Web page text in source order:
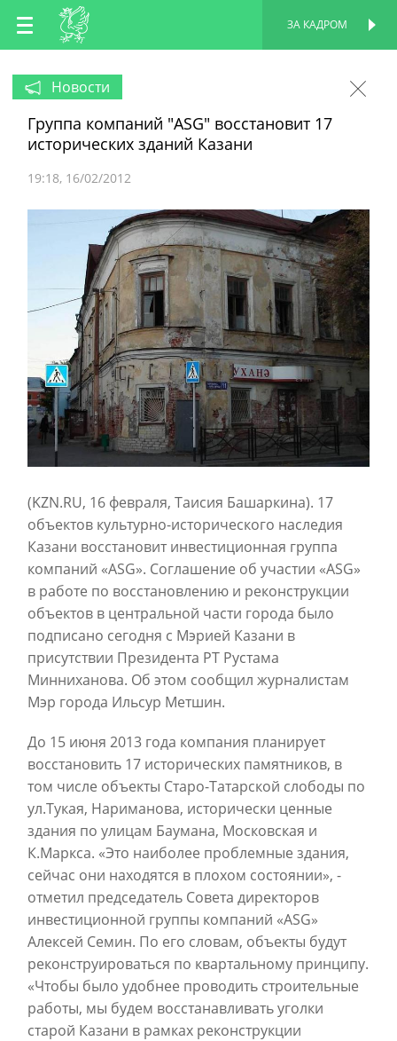
RU
EN
ЗА КАДРОМ
Новости
Группа компаний "ASG" восстановит 17
исторических зданий Казани
19:18 16/02/2012
(KZN.RU, 16 февраля, Таисия Башаркина). 17
объектов культурно-исторического наследия
Казани восстановит инвестиционная группа
компаний «ASG». Соглашение об участии «ASG»
в работе по восстановлению и реконструкции
объектов в центральной части города было
подписано сегодня с Мэрией Казани в
присутствии Президента РТ Рустама
Минниханова. Об этом сообщил журналистам
Мэр города Ильсур Метшин.
До 15 июня 2013 года компания планирует
восстановить 17 исторических памятников, в
том числе объекты Старо-Татарской слободы по
ул.Тукая, Нариманова, исторически ценные
здания по улицам Баумана, Московская и
К.Маркса. «Это наиболее проблемные здания,
сейчас они находятся в плохом состоянии», -
отметил председатель Совета директоров
инвестиционной группы компаний «ASG»
Алексей Семин. По его словам, объекты будут
реконструироваться по квартальному принципу.
«Чтобы было удобнее проводить строительные
работы, мы будем восстанавливать уголки
старой Казани в рамках реконструкции
ПЕРСОНАЛЬНАЯ